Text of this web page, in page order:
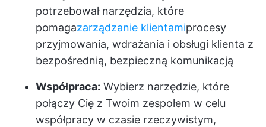
potrzebował narzędzia, które
pomagazarządzanie klientamiprocesy
przyjmowania, wdrażania i obsługi klienta z
bezpośrednią, bezpieczną komunikacją
Współpraca: Wybierz narzędzie, które
połączy Cię z Twoim zespołem w celu
współpracy w czasie rzeczywistym,